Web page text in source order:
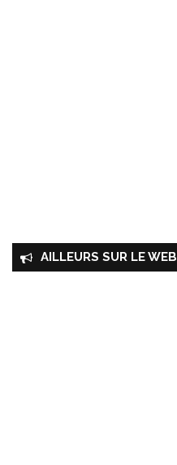
AILLEURS SUR LE WEB